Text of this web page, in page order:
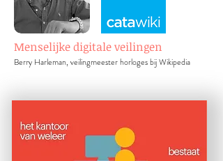
Menselijke digitale veilingen
Berry Harleman, veilingmeester horloges bij Wikipedia